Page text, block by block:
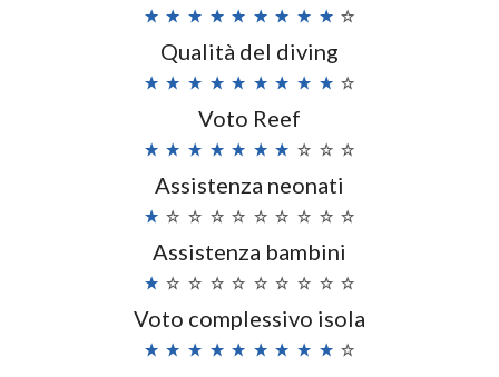
Qualità del diving
Voto Reef
Assistenza neonati
Assistenza bambini
Voto complessivo isola